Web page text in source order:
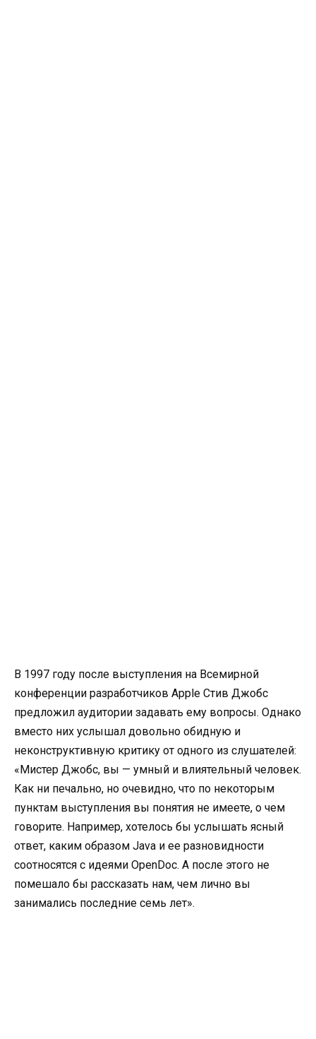
В 1997 году после выступления на Всемирной
конференции разработчиков Apple Стив Джобс
предложил аудитории задавать ему вопросы. Однако
вместо них услышал довольно обидную и
неконструктивную критику от одного из слушателей:
«Мистер Джобс, вы — умный и влиятельный человек.
Как ни печально, но очевидно, что по некоторым
пунктам выступления вы понятия не имеете, о чем
говорите. Например, хотелось бы услышать ясный
ответ, каким образом Java и ее разновидности
соотносятся с идеями OpenDoc. А после этого не
помешало бы рассказать нам, чем лично вы
занимались последние семь лет».